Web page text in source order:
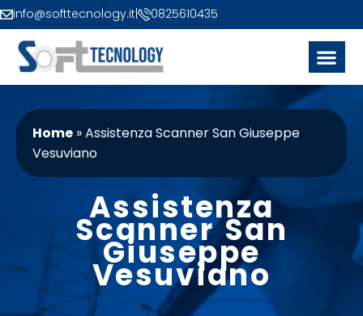
info@softtecnology.it 0825610435
Home »Assistenza Scanner San Giuseppe
Vesuviano
Assistenza
Scanner San
Giuseppe
Vesuviano